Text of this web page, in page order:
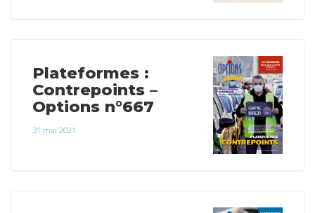
Plateformes :
Contrepoints –
Options n°667
31 mai 2021